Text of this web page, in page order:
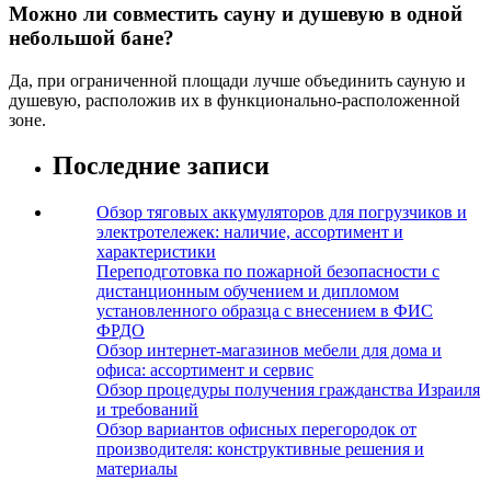
Можно ли совместить сауну и душевую в одной
небольшой бане?
Да, при ограниченной площади лучше объединить сауную и
душевую, расположив их в функционально-расположенной
зоне.
Последние записи
Обзор тяговых аккумуляторов для погрузчиков и
электротележек: наличие, ассортимент и
характеристики
Переподготовка по пожарной безопасности с
дистанционным обучением и дипломом
установленного образца с внесением в ФИС
ФРДО
Обзор интернет-магазинов мебели для дома и
офиса: ассортимент и сервис
Обзор процедуры получения гражданства Израиля
и требований
Обзор вариантов офисных перегородок от
производителя: конструктивные решения и
материалы